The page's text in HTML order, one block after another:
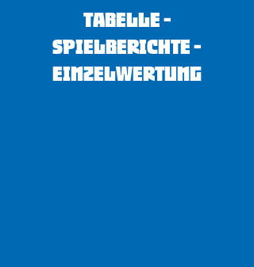
Tabelle -
Spielberichte -
Einzelwertung